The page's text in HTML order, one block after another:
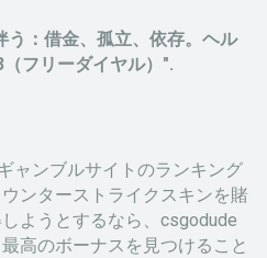
う：借金、孤立、依存。ヘル
フリーダイヤル）".
ャンブルサイトのランキング
ンターストライクスキンを賭
ようとするなら、csgodude
高のボーナスを見つけること